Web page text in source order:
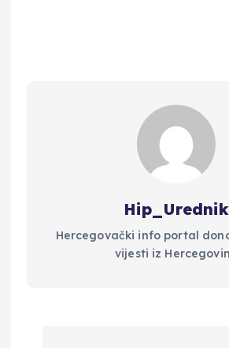
Hip_Urednik
Hercegovački info portal
vijesti iz